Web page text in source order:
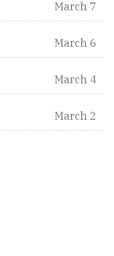
March 7
March 6
March 4
March 2